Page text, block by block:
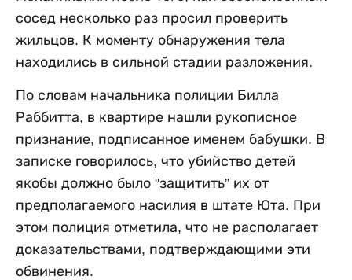
сосед несколько раз просил проверить
жильцов. К моменту обнаружения тела
находились в сильной стадии разложения.
По словам начальника полиции Билла
Раббитта, в квартире нашли рукописное
признание, подписанное именем бабушки. В
записке говорилось, что убийство детей
якобы должно было "защитить” их от
предполагаемого насилия в штате Юта. При
этом полиция отметила, что не располагает
доказательствами, подтверждающими эти
обвинения.